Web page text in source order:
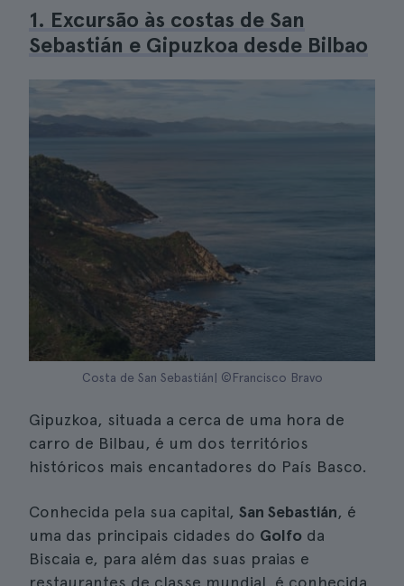
1. Excursão às costas de San
Sebastián e Gipuzkoa desde Bilbao
Costa de San Sebastián| ©Francisco Bravo
Gipuzkoa, situada a cerca de uma hora de
carro de Bilbau, é um dos territórios
históricos mais encantadores do País Basco.
Conhecida pela sua capital, San Sebastián, é
uma das principais cidades do Golfo da
Biscaia e, para além das suas praias e
restaurantes de classe mundial, é conhecida